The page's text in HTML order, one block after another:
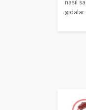
nasıl